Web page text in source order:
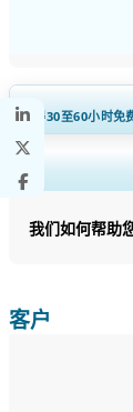
获得30至60小时免
扩大区域和国家
我们如何帮助
客户